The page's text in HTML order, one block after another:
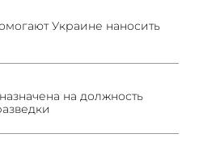
Украине наносить
на должность